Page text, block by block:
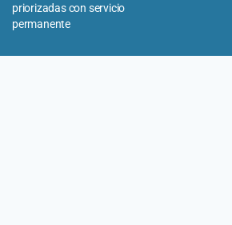
priorizadas con servicio
permanente